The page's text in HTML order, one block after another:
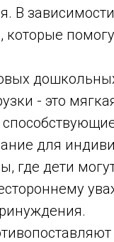
В
которые
- это
для
где дети